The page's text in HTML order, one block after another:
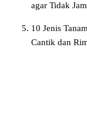
agar Tidak
10 Jenis
Cantik dan